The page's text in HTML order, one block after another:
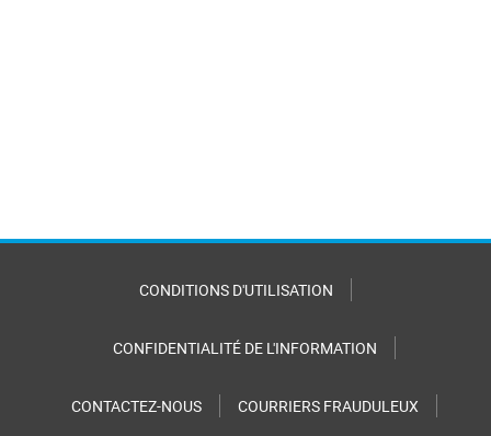
CONDITIONS D'UTILISATION
CONFIDENTIALITÉ DE L'INFORMATION
CONTACTEZ-NOUS COURRIERS FRAUDULEUX